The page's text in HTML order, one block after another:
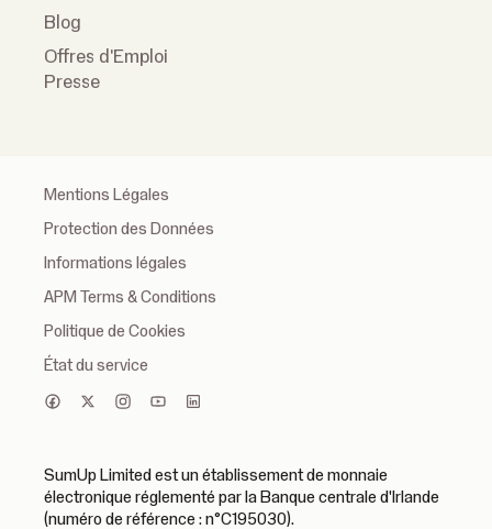
Blog
Offres d'Emploi
Presse
Mentions Légales
Protection des Données
Informations légales
APM Terms & Conditions
Politique de Cookies
État du service
SumUp Limited est un établissement de monnaie
électronique réglementé par la Banque centrale d'Irlande
(numéro de référence : n°C195030).